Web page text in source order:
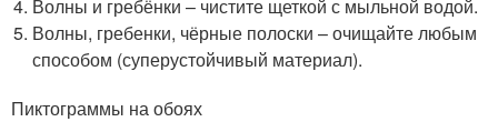
Волны и гребёнки – чистите щеткой с мыльной водой.
Волны, гребенки, чёрные полоски – очищайте любым
способом (суперустойчивый материал).
Пиктограммы на обоях